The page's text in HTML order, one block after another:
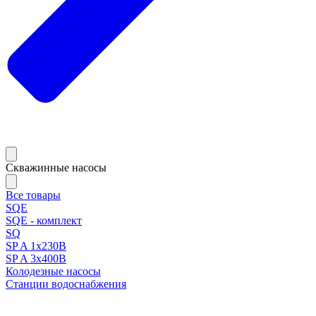
Скважинные насосы
Все товары
SQE
SQE - комплект
SQ
SP A 1x230В
SP A 3x400В
Колодезные насосы
Станции водоснабжения